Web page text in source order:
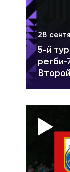
Регионы
Сборные
Магазин
Контакты
5-й
28